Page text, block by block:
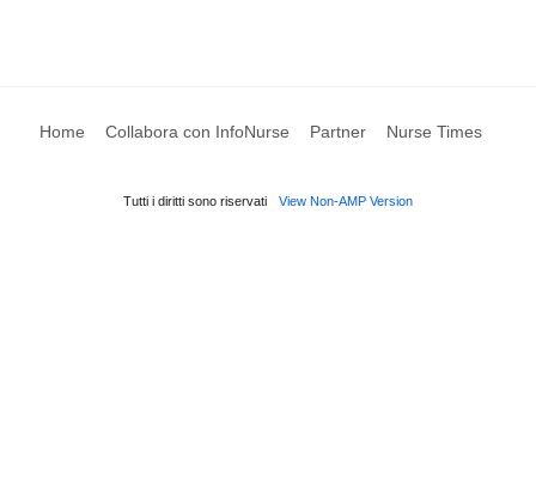
Home Collabora con InfoNurse Partner Nurse Times
Tutti i diritti sono riservati View Non-AMP Version